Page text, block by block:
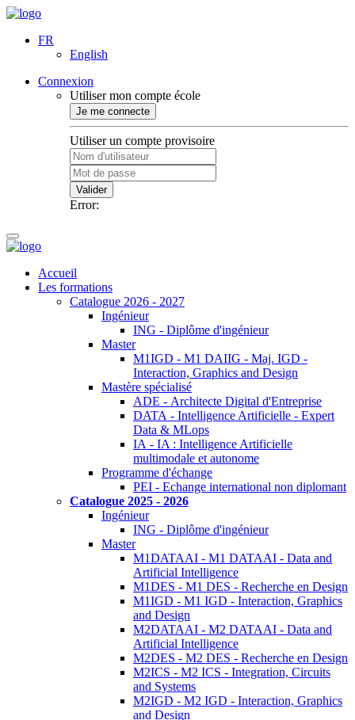
FR
English
Connexion
Utiliser mon compte école
Je me connecte
Utiliser un compte provisoire
Valider
Error:
Accueil
Les formations
Catalogue 2026 - 2027
Ingénieur
ING - Diplôme d'ingénieur
Master
M1IGD - M1 DAIIG - Maj. IGD -
Interaction, Graphics and Design
Mastère spécialisé
ADE - Architecte Digital d'Entreprise
DATA - Intelligence Artificielle - Expert
Data & MLops
IA - IA : Intelligence Artificielle
multimodale et autonome
Programme d'échange
PEI - Echange international non diplomant
Catalogue 2025 - 2026
Ingénieur
ING - Diplôme d'ingénieur
Master
M1DATAAI - M1 DATAAI - Data and
Artificial Intelligence
M1DES - M1 DES - Recherche en Design
M1IGD - M1 IGD - Interaction, Graphics
and Design
M2DATAAI - M2 DATAAI - Data and
Artificial Intelligence
M2DES - M2 DES - Recherche en Design
M2ICS - M2 ICS - Integration, Circuits
and Systems
M2IGD - M2 IGD - Interaction, Graphics
and Design